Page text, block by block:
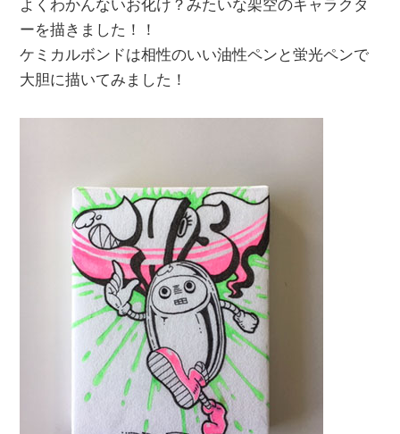
よくわかんないお化け？みたいな架空のキャラクタ
ーを描きました！！
ケミカルボンドは相性のいい油性ペンと蛍光ペンで
大胆に描いてみました！